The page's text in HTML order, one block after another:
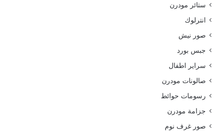
ستائر مودرن
انترلوك
صور نيش
جبس بورد
سراير اطفال
صالونات مودرن
رسومات حوائط
جزامة مودرن
صور غرف نوم